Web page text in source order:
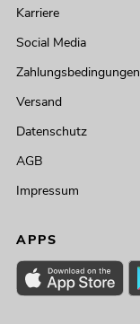
Karriere
Social Media
Zahlungsbedingungen
Versand
Datenschutz
AGB
Impressum
APPS